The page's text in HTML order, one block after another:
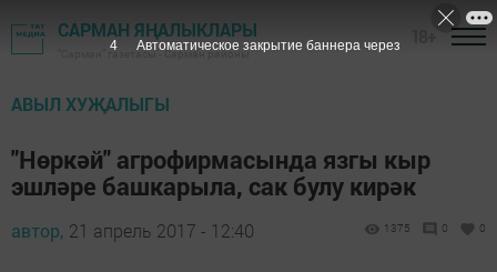
САРМАН ЯҢАЛЫКЛАРЫ
"Сарман" газетасы - Сарман районы
АВЫЛ ХУҖАЛЫГЫ
"Нөркәй" агрофирмасында язгы кыр
эшләре башкарыла, сак булу кирәк
автор, 21 апрель 2017 - 12:40 1375 0 0
3 Автоматическое закрытие баннера через